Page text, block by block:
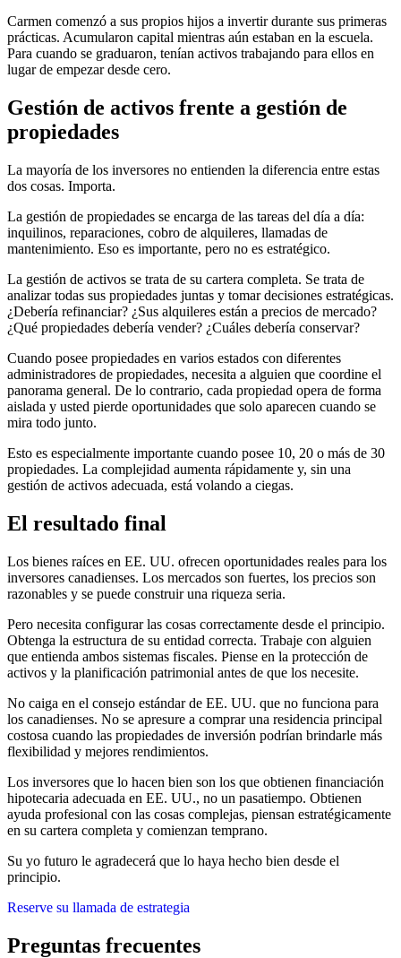
Carmen comenzó a sus propios hijos a invertir durante sus primeras
prácticas. Acumularon capital mientras aún estaban en la escuela.
Para cuando se graduaron, tenían activos trabajando para ellos en
lugar de empezar desde cero.
Gestión de activos frente a gestión de
propiedades
La mayoría de los inversores no entienden la diferencia entre estas
dos cosas. Importa.
La gestión de propiedades se encarga de las tareas del día a día:
inquilinos, reparaciones, cobro de alquileres, llamadas de
mantenimiento. Eso es importante, pero no es estratégico.
La gestión de activos se trata de su cartera completa. Se trata de
analizar todas sus propiedades juntas y tomar decisiones estratégicas.
¿Debería refinanciar? ¿Sus alquileres están a precios de mercado?
¿Qué propiedades debería vender? ¿Cuáles debería conservar?
Cuando posee propiedades en varios estados con diferentes
administradores de propiedades, necesita a alguien que coordine el
panorama general. De lo contrario, cada propiedad opera de forma
aislada y usted pierde oportunidades que solo aparecen cuando se
mira todo junto.
Esto es especialmente importante cuando posee 10, 20 o más de 30
propiedades. La complejidad aumenta rápidamente y, sin una
gestión de activos adecuada, está volando a ciegas.
El resultado final
Los bienes raíces en EE. UU. ofrecen oportunidades reales para los
inversores canadienses. Los mercados son fuertes, los precios son
razonables y se puede construir una riqueza seria.
Pero necesita configurar las cosas correctamente desde el principio.
Obtenga la estructura de su entidad correcta. Trabaje con alguien
que entienda ambos sistemas fiscales. Piense en la protección de
activos y la planificación patrimonial antes de que los necesite.
No caiga en el consejo estándar de EE. UU. que no funciona para
los canadienses. No se apresure a comprar una residencia principal
costosa cuando las propiedades de inversión podrían brindarle más
flexibilidad y mejores rendimientos.
Los inversores que lo hacen bien son los que obtienen financiación
hipotecaria adecuada en EE. UU., no un pasatiempo. Obtienen
ayuda profesional con las cosas complejas, piensan estratégicamente
en su cartera completa y comienzan temprano.
Su yo futuro le agradecerá que lo haya hecho bien desde el
principio.
Reserve su llamada de estrategia
Preguntas frecuentes